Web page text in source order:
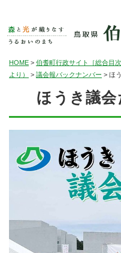
HOME > 伯耆町行政サイト［総合目次
より）
> 議会報バックナンバー > ほ
ほうき議